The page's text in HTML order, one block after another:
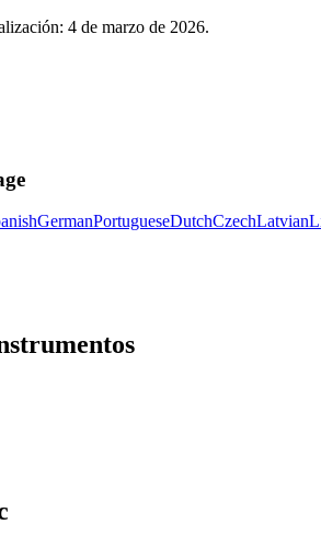
4 de marzo de 2026.
GermanPortugueseDutchCzechLatvian